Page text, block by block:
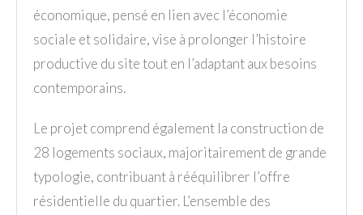
économique, pensé en lien avec l’économie
sociale et solidaire, vise à prolonger l’histoire
productive du site tout en l’adaptant aux besoins
contemporains.
Le projet comprend également la construction de
28 logements sociaux, majoritairement de grande
typologie, contribuant à rééquilibrer l’offre
résidentielle du quartier. L’ensemble des